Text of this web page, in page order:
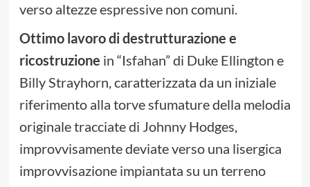
verso altezze espressive non comuni.
Ottimo lavoro di destrutturazione e
ricostruzione in “Isfahan” di Duke Ellington e
Billy Strayhorn, caratterizzata da un iniziale
riferimento alla torve sfumature della melodia
originale tracciate di Johnny Hodges,
improvvisamente deviate verso una lisergica
improvvisazione impiantata su un terreno